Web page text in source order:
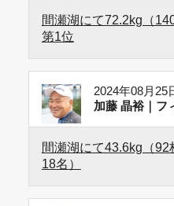
間瀬湖にて72.2kg（
第1位
2024年08月25
加藤 晶裕｜フ
間瀬湖にて43.6kg（
18名）